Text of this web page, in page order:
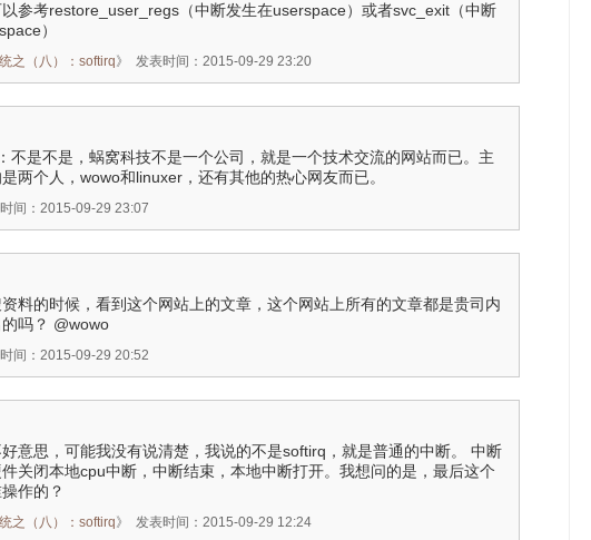
参考restore_user_regs（中断发生在userspace）或者svc_exit（中断
）
之（八）：softirq》 发表时间：2015-09-29 23:20
不是不是，蜗窝科技不是一个公司，就是一个技术交流的网站而已。主
两个人，wowo和linuxer，还有其他的热心网友而已。
间：2015-09-29 23:07
资料的时候，看到这个网站上的文章，这个网站上所有的文章都是贵司内
吗？ @wowo
间：2015-09-29 20:52
意思，可能我没有说清楚，我说的不是softirq，就是普通的中断。 中断
关闭本地cpu中断，中断结束，本地中断打开。我想问的是，最后这个
作的？
之（八）：softirq》 发表时间：2015-09-29 12:24